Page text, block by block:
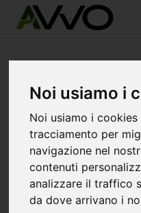
Noi usiamo i
Noi usiamo i
tracciamento per
navigazione nel
contenuti
analizzare il traffico
da dove arrivano i